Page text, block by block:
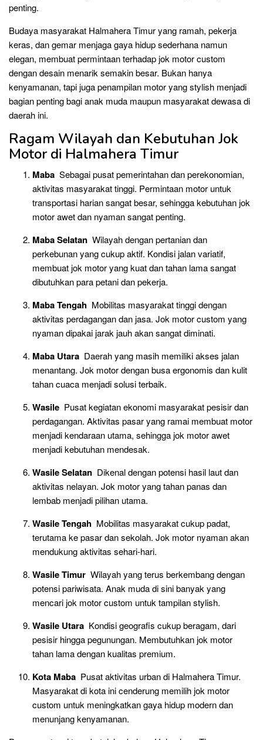
penting.
Budaya masyarakat Halmahera Timur yang ramah, pekerja
keras, dan gemar menjaga gaya hidup sederhana namun
elegan, membuat permintaan terhadap jok motor custom
dengan desain menarik semakin besar. Bukan hanya
kenyamanan, tapi juga penampilan motor yang stylish menjadi
bagian penting bagi anak muda maupun masyarakat dewasa di
daerah ini.
Ragam Wilayah dan Kebutuhan Jok
Motor di Halmahera Timur
Maba Sebagai pusat pemerintahan dan perekonomian,
aktivitas masyarakat tinggi. Permintaan motor untuk
transportasi harian sangat besar, sehingga kebutuhan jok
motor awet dan nyaman sangat penting.
Maba Selatan Wilayah dengan pertanian dan
perkebunan yang cukup aktif. Kondisi jalan variatif,
membuat jok motor yang kuat dan tahan lama sangat
dibutuhkan para petani dan pekerja.
Maba Tengah Mobilitas masyarakat tinggi dengan
aktivitas perdagangan dan jasa. Jok motor custom yang
nyaman dipakai jarak jauh akan sangat diminati.
Maba Utara Daerah yang masih memiliki akses jalan
menantang. Jok motor dengan busa ergonomis dan kulit
tahan cuaca menjadi solusi terbaik.
Wasile Pusat kegiatan ekonomi masyarakat pesisir dan
perdagangan. Aktivitas pasar yang ramai membuat motor
menjadi kendaraan utama, sehingga jok motor awet
menjadi kebutuhan mendesak.
Wasile Selatan Dikenal dengan potensi hasil laut dan
aktivitas nelayan. Jok motor yang tahan panas dan
lembab menjadi pilihan utama.
Wasile Tengah Mobilitas masyarakat cukup padat,
terutama ke pasar dan sekolah. Jok motor nyaman akan
mendukung aktivitas sehari-hari.
Wasile Timur Wilayah yang terus berkembang dengan
potensi pariwisata. Anak muda di sini banyak yang
mencari jok motor custom untuk tampilan stylish.
Wasile Utara Kondisi geografis cukup beragam, dari
pesisir hingga pegunungan. Membutuhkan jok motor
tahan lama dengan kualitas premium.
Kota Maba Pusat aktivitas urban di Halmahera Timur.
Masyarakat di kota ini cenderung memilih jok motor
custom untuk meningkatkan gaya hidup modern dan
menunjang kenyamanan.